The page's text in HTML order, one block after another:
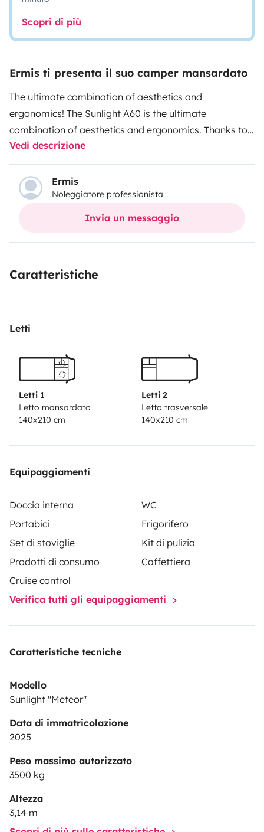
Scopri di più
Ermis ti presenta il suo camper mansardato
The ultimate combination of aesthetics and
ergonomics! The Sunlight A60 is the ultimate
combination of aesthetics and ergonomics. Thanks to
its excellent layout, it offers all the comforts of home in
a compact and flexible vehicle. With its stylish design
and quality construction, it will add unique memories to
your holidays.
Vedi descrizione
Ermis
Noleggiatore professionista
Invia un messaggio
Caratteristiche
Letti
Letti 1
Letto mansardato
140x210 cm
Letti 2
Letto trasversale
140x210 cm
Equipaggiamenti
Doccia interna
WC
Portabici
Frigorifero
Set di stoviglie
Kit di pulizia
Prodotti di consumo
Caffettiera
Cruise control
Verifica tutti gli equipaggiamenti
Caratteristiche tecniche
Modello
Sunlight "Meteor"
Data di immatricolazione
2025
Peso massimo autorizzato
3500 kg
Altezza
3,14 m